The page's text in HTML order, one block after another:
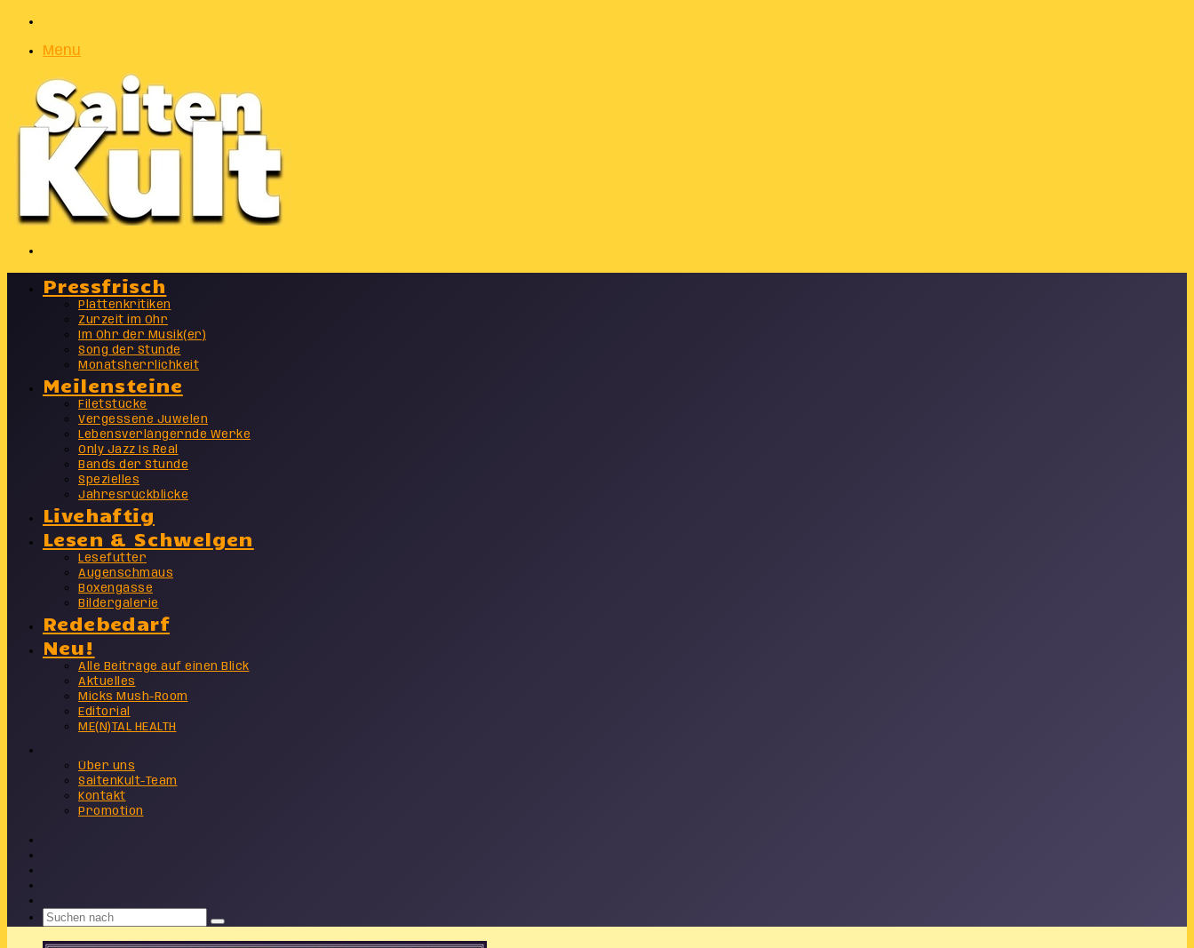
Menu
Pressfrisch
Plattenkritiken
Zurzeit im Ohr
Im Ohr der Musik(er)
Song der Stunde
Monatsherrlichkeit
Meilensteine
Filetstücke
Vergessene Juwelen
Lebensverlängernde Werke
Only Jazz Is Real
Bands der Stunde
Spezielles
Jahresrückblicke
Livehaftig
Lesen & Schwelgen
Lesefutter
Augenschmaus
Boxengasse
Bildergalerie
Redebedarf
Neu!
Alle Beiträge auf einen Blick
Aktuelles
Micks Mush-Room
Editorial
ME(N)TAL HEALTH
Über uns
SaitenKult-Team
Kontakt
Promotion
Suchen
nach